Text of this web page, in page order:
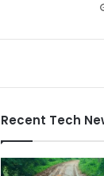
Recent Tech